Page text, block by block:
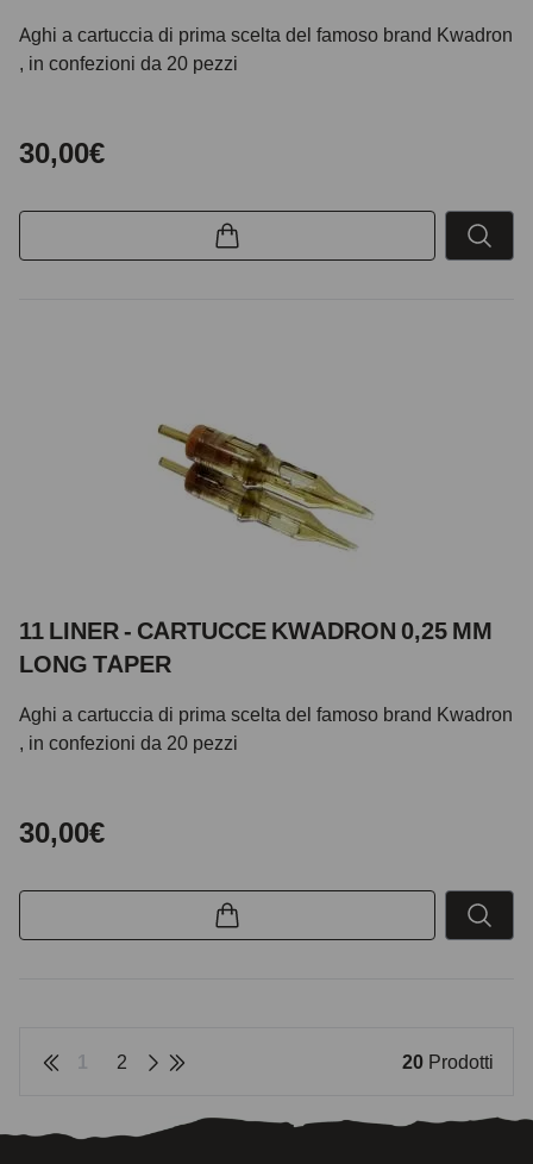
Aghi a cartuccia di prima scelta del famoso brand Kwadron
, in confezioni da 20 pezzi
30,00€
11 LINER - CARTUCCE KWADRON 0,25 MM
LONG TAPER
Aghi a cartuccia di prima scelta del famoso brand Kwadron
, in confezioni da 20 pezzi
30,00€
1 2 20 Prodotti